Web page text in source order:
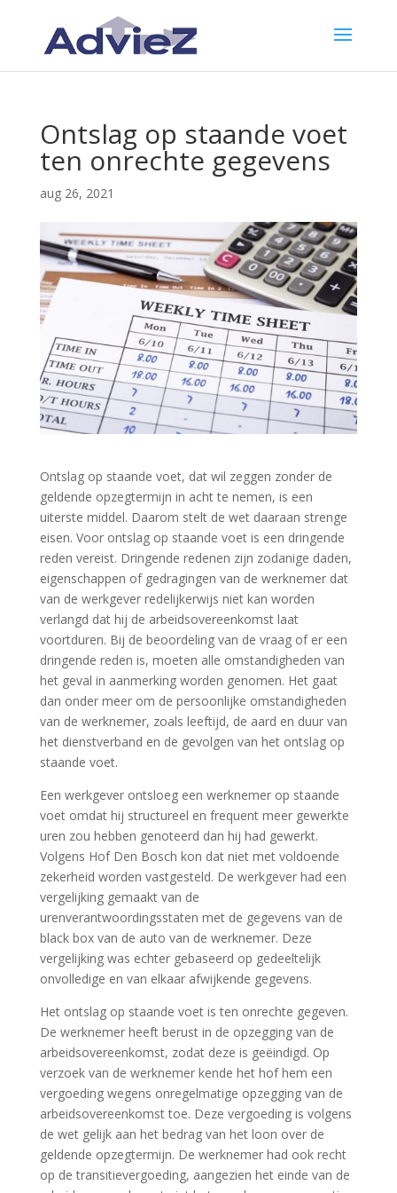
Ontslag op staande voet
ten onrechte gegevens
aug 26, 2021
Ontslag op staande voet, dat wil zeggen zonder de
geldende opzegtermijn in acht te nemen, is een
uiterste middel. Daarom stelt de wet daaraan strenge
eisen. Voor ontslag op staande voet is een dringende
reden vereist. Dringende redenen zijn zodanige daden,
eigenschappen of gedragingen van de werknemer dat
van de werkgever redelijkerwijs niet kan worden
verlangd dat hij de arbeidsovereenkomst laat
voortduren. Bij de beoordeling van de vraag of er een
dringende reden is, moeten alle omstandigheden van
het geval in aanmerking worden genomen. Het gaat
dan onder meer om de persoonlijke omstandigheden
van de werknemer, zoals leeftijd, de aard en duur van
het dienstverband en de gevolgen van het ontslag op
staande voet.
Een werkgever ontsloeg een werknemer op staande
voet omdat hij structureel en frequent meer gewerkte
uren zou hebben genoteerd dan hij had gewerkt.
Volgens Hof Den Bosch kon dat niet met voldoende
zekerheid worden vastgesteld. De werkgever had een
vergelijking gemaakt van de
urenverantwoordingsstaten met de gegevens van de
black box van de auto van de werknemer. Deze
vergelijking was echter gebaseerd op gedeeltelijk
onvolledige en van elkaar afwijkende gegevens.
Het ontslag op staande voet is ten onrechte gegeven.
De werknemer heeft berust in de opzegging van de
arbeidsovereenkomst, zodat deze is geëindigd. Op
verzoek van de werknemer kende het hof hem een
vergoeding wegens onregelmatige opzegging van de
arbeidsovereenkomst toe. Deze vergoeding is volgens
de wet gelijk aan het bedrag van het loon over de
geldende opzegtermijn. De werknemer had ook recht
op de transitievergoeding, aangezien het einde van de